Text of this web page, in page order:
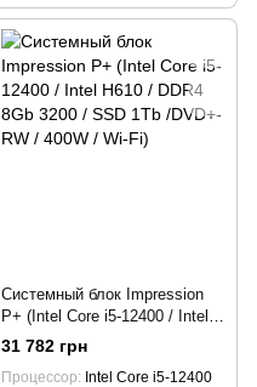
Системный блок Impression
P+ (Intel Core i5-12400 / Intel
H610 / DDR4 8Gb 3200 / SSD
1Tb /DVD+-RW / 400W / Wi-Fi)
31 782 грн
Процессор Intel Core i5-12400